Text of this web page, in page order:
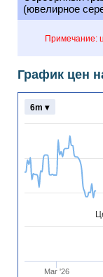
Примечание:
(ювелирное
График цен
Mar '26
6m ▾